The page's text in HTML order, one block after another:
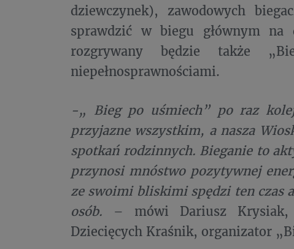
dziewczynek), zawodowych
sprawdzić w biegu głównym na
rozgrywany będzie także
niepełnosprawnościami.
-„ Bieg po uśmiech” po raz
przyjazne wszystkim, a nasza
spotkań rodzinnych. Bieganie to
przynosi mnóstwo pozytywnej
ze swoimi bliskimi spędzi ten czas
osób. – mówi Dariusz Krysiak,
Dziecięcych Kraśnik, organizator